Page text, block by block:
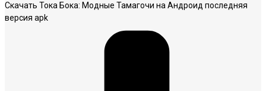
Скачать Тока Бока: Модные Тамагочи на Андроид последняя
версия apk